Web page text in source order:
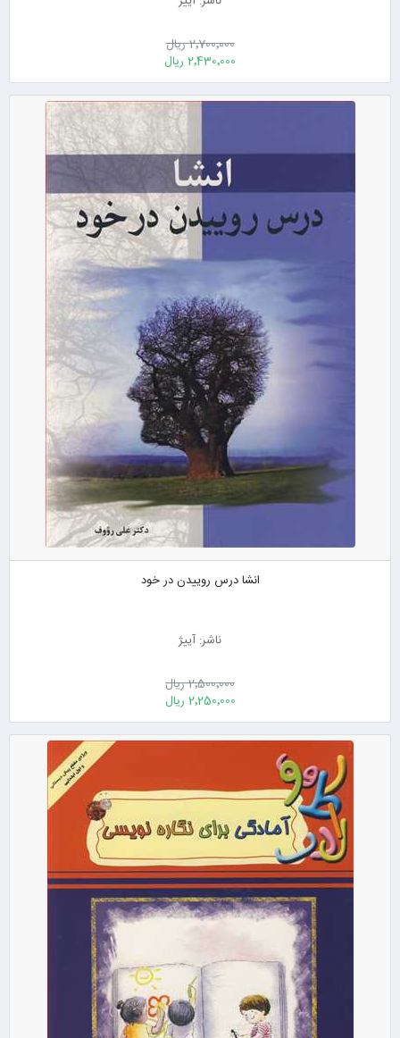
2٬700٬000 ریال
2٬430٬000 ریال
انشا درس روییدن در خود
ناشر: آییژ
2٬500٬000 ریال
2٬250٬000 ریال